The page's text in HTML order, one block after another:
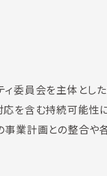
ィ委員会を主体とし
応を含む持続可能性
事業計画との整合や